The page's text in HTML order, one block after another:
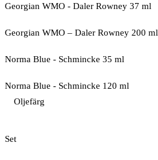
Georgian WMO - Daler Rowney 37 ml
Georgian WMO – Daler Rowney 200 ml
Norma Blue - Schmincke 35 ml
Norma Blue - Schmincke 120 ml
Oljefärg
Set